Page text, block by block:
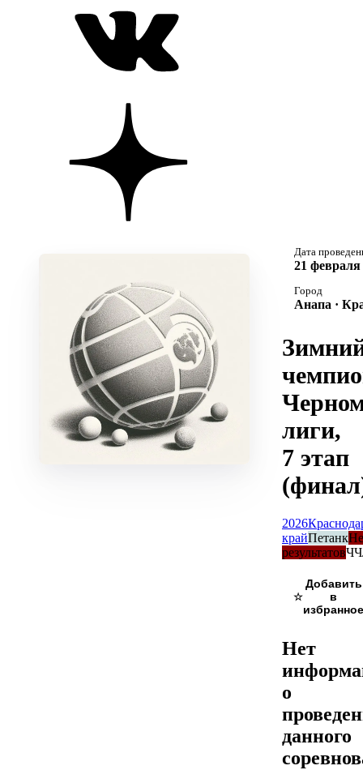
Дата
21 февраля
Город
Анапа ·
лиги,
7 этап
2026
крайПетанк
результатов
☆
Нет
о
данного